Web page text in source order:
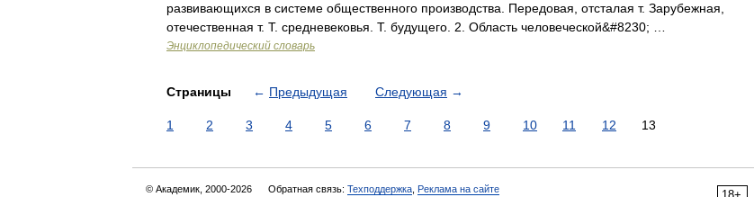
развивающихся в системе общественного производства. Передовая, отсталая т. Зарубежная,
отечественная т. Т. средневековья. Т. будущего. 2. Область человеческой&#8230; …
Энциклопедический словарь
Страницы ← Предыдущая Следующая →
1 2 3 4 5 6 7 8 9 10 11 12 13
© Академик, 2000-2026 Обратная связь: Техподдержка Реклама на сайте